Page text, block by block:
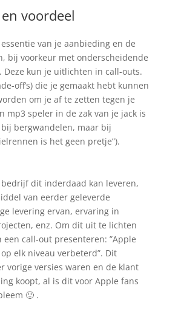
voordeel
van je aanbieding en de
bij voorkeur met onderscheidende
Deze kun je uitlichten in call-outs.
off’s) die je gemaakt hebt kunnen
om je af te zetten tegen je
mp3 speler in de zak van je jack is
bergwandelen, maar bij
is het geen pretje”).
dit inderdaad kan leveren,
van eerder geleverde
levering ervan, ervaring in
enz. Om dit uit te lichten
een call-out presenteren: ”Apple
elk niveau verbeterd”. Dit
vorige versies waren en de klant
koopt, al is dit voor Apple fans
🙂 .